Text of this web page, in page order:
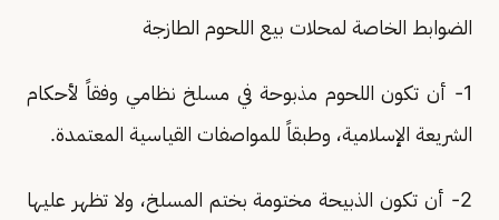
الضوابط الخاصة لمحلات بيع اللحوم الطازجة
1- أن تكون اللحوم مذبوحة في مسلخ نظامي وفقاً لأحكام
الشريعة الإسلامية، وطبقاً للمواصفات القياسية المعتمدة.
2- أن تكون الذبيحة مختومة بختم المسلخ، ولا تظهر عليها